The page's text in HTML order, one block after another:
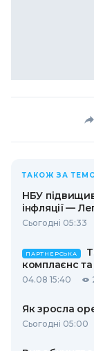
ТАКОЖ ЗА
НБУ
інфляції —
Сьогодні 05:33
ПАРТНЕРСЬКА
комплаєнс
04.08 15:40
Як зросла
Сьогодні 05:00